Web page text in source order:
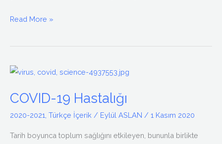
Read More »
COVID-19 Hastalığı
2020-2021 Türkçe İçerik / Eylül ASLAN / 1 Kasım 2020
Tarih boyunca toplum sağlığını etkileyen, bununla birlikte
COVID-
Hastalığı